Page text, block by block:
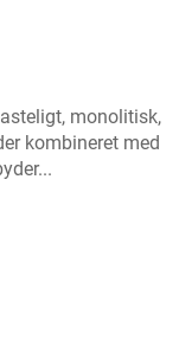
monolitisk,
kombineret med